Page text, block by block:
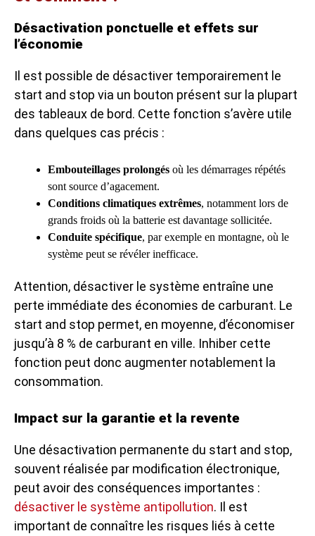
Désactivation ponctuelle et effets sur
l’économie
Il est possible de désactiver temporairement le
start and stop via un bouton présent sur la plupart
des tableaux de bord. Cette fonction s’avère utile
dans quelques cas précis :
Embouteillages prolongés où les démarrages répétés
sont source d’agacement.
Conditions climatiques extrêmes, notamment lors de
grands froids où la batterie est davantage sollicitée.
Conduite spécifique, par exemple en montagne, où le
système peut se révéler inefficace.
Attention, désactiver le système entraîne une
perte immédiate des économies de carburant. Le
start and stop permet, en moyenne, d’économiser
jusqu’à 8 % de carburant en ville. Inhiber cette
fonction peut donc augmenter notablement la
consommation.
Impact sur la garantie et la revente
Une désactivation permanente du start and stop,
souvent réalisée par modification électronique,
peut avoir des conséquences importantes :
désactiver le système antipollution. Il est
important de connaître les risques liés à cette